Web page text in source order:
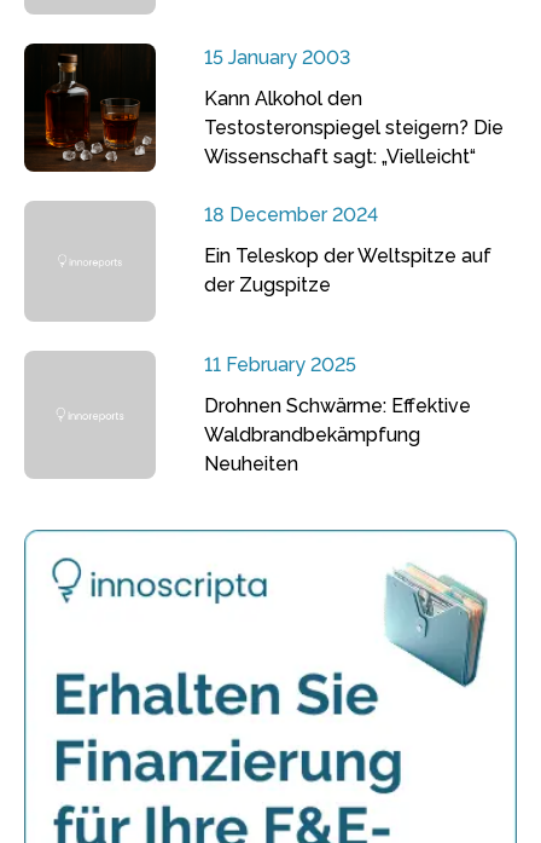
15 January 2003
Kann Alkohol den
Testosteronspiegel steigern? Die
Wissenschaft sagt: „Vielleicht“
18 December 2024
Ein Teleskop der Weltspitze auf
der Zugspitze
11 February 2025
Drohnen Schwärme: Effektive
Waldbrandbekämpfung
Neuheiten